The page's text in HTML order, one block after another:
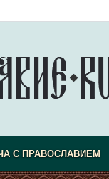
С ПРАВОСЛАВИЕМ